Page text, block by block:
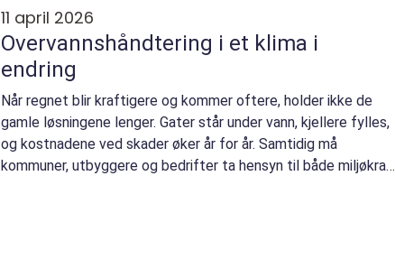
11 april 2026
Overvannshåndtering i et klima i
endring
Når regnet blir kraftigere og kommer oftere, holder ikke de
gamle løsningene lenger. Gater står under vann, kjellere fylles,
og kostnadene ved skader øker år for år. Samtidig må
kommuner, utbyggere og bedrifter ta hensyn til både miljøkrav,